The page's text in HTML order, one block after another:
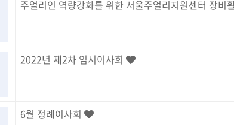
주얼리인 역량강화를 위한 서울주얼리지원센터 장비
2022년 제2차 임시이사회
6월 정례이사회